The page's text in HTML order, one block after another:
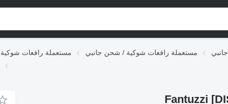
مستعملة رافعات شوكية مستعملة رافعات شوكية / شحن جانبي